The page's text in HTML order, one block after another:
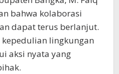
bahwa kolaborasi
dapat terus berlanjut.
lingkungan
aksi nyata yang